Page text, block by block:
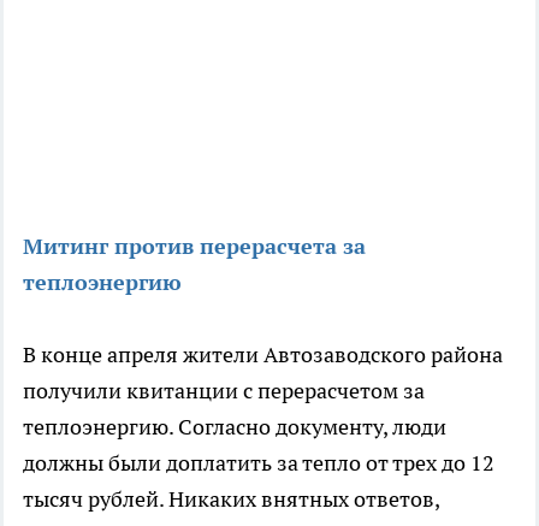
Митинг против перерасчета за
теплоэнергию
В конце апреля жители Автозаводского района
получили квитанции с перерасчетом за
теплоэнергию. Согласно документу, люди
должны были доплатить за тепло от трех до 12
тысяч рублей. Никаких внятных ответов,